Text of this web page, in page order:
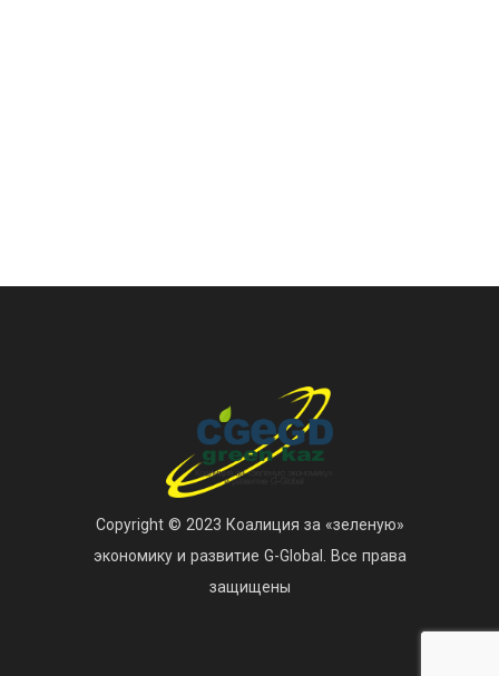
Copyright © 2023 Коалиция за «зеленую»
экономику и развитие G-Global. Все права
защищены